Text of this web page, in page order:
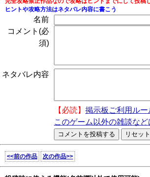
ヒントや攻略方法はネタバレ内容に書こう
名前
コメント(必
須)
ネタバレ内容
【必読】 掲示板ご利用ルー
このゲーム以外の雑談など
<<前の作品 次の作品>>